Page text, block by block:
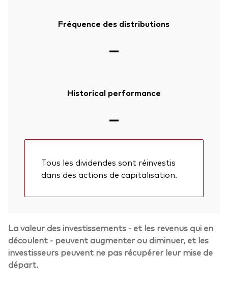
Fréquence des distributions
—
Historical performance
—
Tous les dividendes sont réinvestis
dans des actions de capitalisation.
La valeur des investissements - et les revenus qui en
découlent - peuvent augmenter ou diminuer, et les
investisseurs peuvent ne pas récupérer leur mise de
départ.